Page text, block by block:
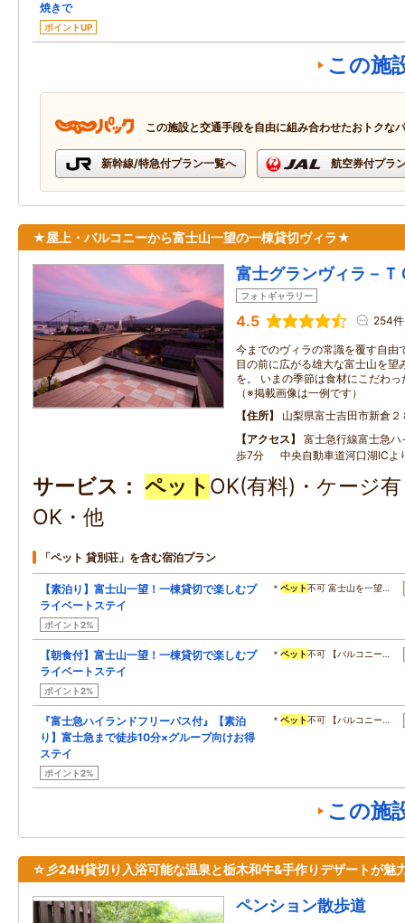
焼きで
ポイントUP
この施
この施設と交通手段を自由に組み合わせたおトクな
新幹線/特急付プラン一覧へ 航空券付プラ
★屋上・バルコニーから富士山一望の一棟貸切ヴィラ★
富士グランヴィラ－Ｔ
フォトギャラリー
4.5 254件
今までのヴィラの常識を覆す自由
目の前に広がる雄大な富士山を望
を。 いまの季節は食材にこだわ
（※掲載画像は一例です）
住所
山梨県富士吉田市新倉
アクセス
富士急行線富士急
歩7分 中央自動車道河口湖ICよ
サービス ペット OK(有料)・ケージ
OK・他
「ペット 貸別荘」を含む宿泊プラン
【素泊り】富士山一望！一棟貸切で楽しむプ
ライベートステイ
ポイント2%
＊ペット不可 富士山を一望…
【朝食付】富士山一望！一棟貸切で楽しむプ
ライベートステイ
ポイント2%
＊ペット不可 【バルコニー…
『富士急ハイランドフリーパス付』【素泊
り】富士急まで徒歩10分×グループ向けお得
ステイ
ポイント2%
＊ペット不可 【バルコニー…
この施
☆彡24H貸切り入浴可能な温泉と栃木和牛&手作りデザートが魅
ペンション散歩道